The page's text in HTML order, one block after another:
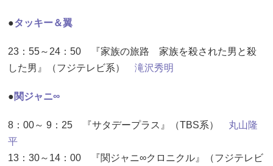
●タッキー＆翼
23：55～24：50 『家族の旅路 家族を殺された男と殺
した男』（フジテレビ系） 滝沢秀明
●関ジャニ∞
8：00～ 9：25 『サタデープラス』（TBS系） 丸山隆
平
13：30～14：00 『関ジャニ∞クロニクル』（フジテレビ